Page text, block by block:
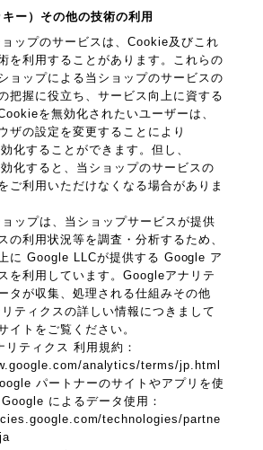
ー）その他の技術の利用
ョップのサービスは、Cookie及びこれ
を利用することがあります。これらの
ョップによる当ショップのサービスの
把握に役立ち、サービス向上に資する
を無効化されたいユーザーは、
ザの設定を変更することにより
化することができます。但し、
化すると、当ショップのサービスの
ご利用いただけなくなる場合がありま
ョップは、当ショップサービスが提供
の利用状況等を調査・分析するため、
に Google LLCが提供する Google ア
を利用しています。Googleアナリテ
タが収集、処理される仕組みその他
ティクスの詳しい情報につきまして
イトをご覧ください。
リティクス 利用規約：
analytics/terms/jp.html
パートナーのサイトやアプリを使
によるデータ使用：
technologies/partne